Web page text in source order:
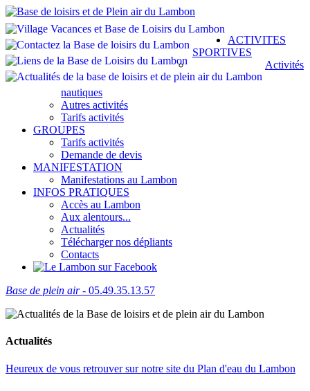
ACTIVITES
SPORTIVES
Activités
nautiques
Autres activités
Tarifs activités
GROUPES
Tarifs activités
Demande de devis
MANIFESTATION
Manifestations au Lambon
INFOS PRATIQUES
Accès au Lambon
Aux alentours...
Actualités
Télécharger nos dépliants
Contacts
Base de plein air- 05.49.35.13.57
Actualités
Heureux de vous retrouver sur notre site du Plan d'eau du Lambon